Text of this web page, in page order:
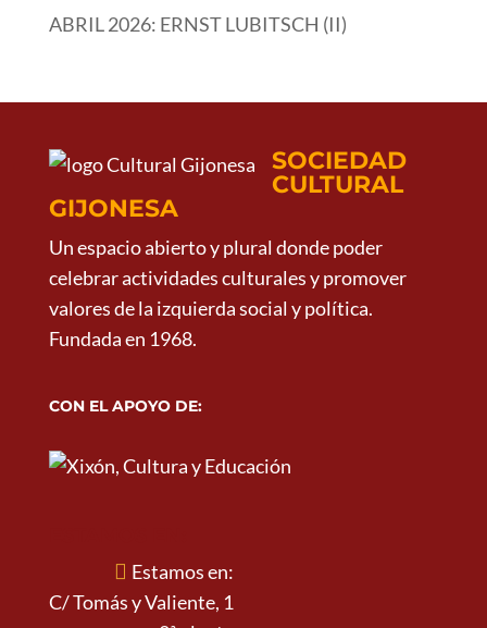
ABRIL 2026: ERNST LUBITSCH (II)
SOCIEDAD
CULTURAL
GIJONESA
Un espacio abierto y plural donde poder
celebrar actividades culturales y promover
valores de la izquierda social y política.
Fundada en 1968.
CON EL APOYO DE:
Estamos en:
C/ Tomás y Valiente, 1